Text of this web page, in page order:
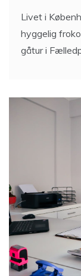
Livet i
hyggelig
gåtur i